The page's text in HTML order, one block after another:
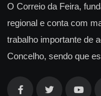
O Correio da Feira,
regional e conta com
trabalho importante de
Concelho, sendo que